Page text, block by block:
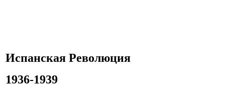
Испанская Революция
1936-1939